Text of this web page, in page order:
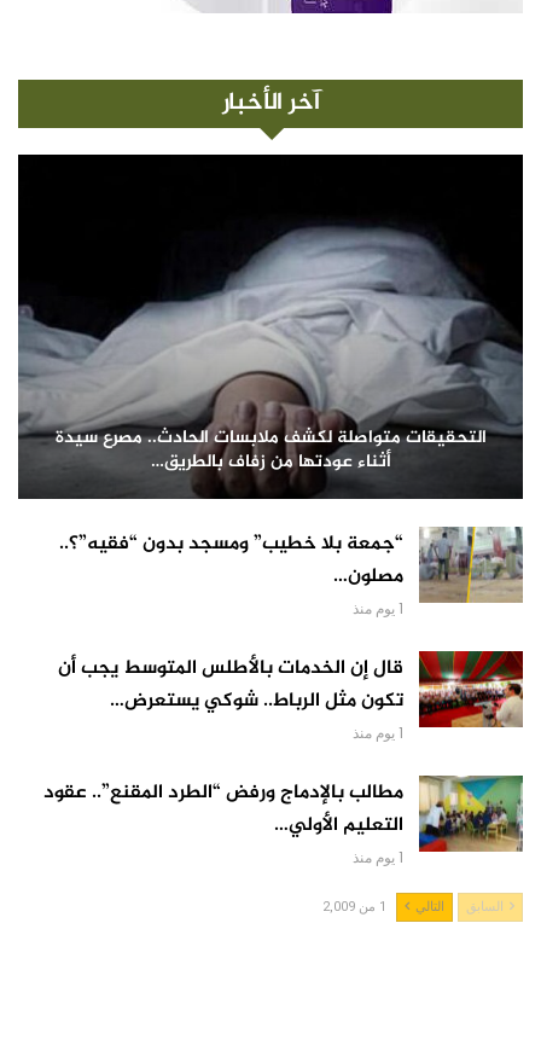
آخر الأخبار
التحقيقات متواصلة لكشف ملابسات الحادث.. مصرع سيدة
أثناء عودتها من زفاف بالطريق…
“جمعة بلا خطيب” ومسجد بدون “فقيه”؟..
مصلون…
1 يوم منذ
قال إن الخدمات بالأطلس المتوسط يجب أن
تكون مثل الرباط.. شوكي يستعرض…
1 يوم منذ
مطالب بالإدماج ورفض “الطرد المقنع”.. عقود
التعليم الأولي…
1 يوم منذ
السابق التالي 1 من 2,009